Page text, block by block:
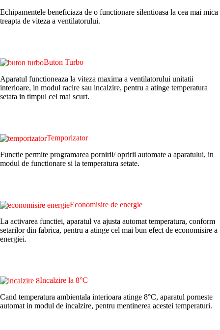
Echipamentele beneficiaza de o functionare silentioasa la cea mai mica
treapta de viteza a ventilatorului.
Buton Turbo
Aparatul functioneaza la viteza maxima a ventilatorului unitatii
interioare, in modul racire sau incalzire, pentru a atinge temperatura
setata in timpul cel mai scurt.
Temporizator
Functie permite programarea pornirii/ opririi automate a aparatului, in
modul de functionare si la temperatura setate.
Economisire de energie
La activarea functiei, aparatul va ajusta automat temperatura, conform
setarilor din fabrica, pentru a atinge cel mai bun efect de economisire a
energiei.
Incalzire la 8°C
Cand temperatura ambientala interioara atinge 8°C, aparatul porneste
automat in modul de incalzire, pentru mentinerea acestei temperaturi.